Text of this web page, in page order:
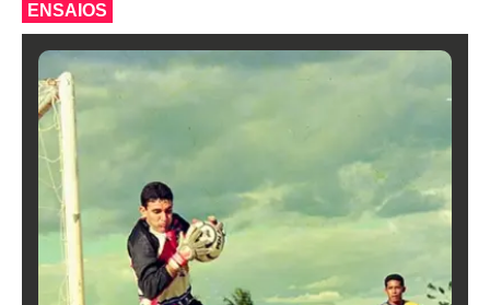
ENSAIOS